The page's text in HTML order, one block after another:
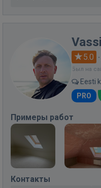
5.0 ·
Был на
Eesti
PRO
Примеры работ
Контакты